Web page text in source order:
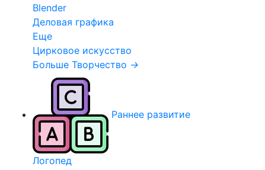
Blender
Деловая графика
Еще
Цирковое искусство
Больше Творчество →
Раннее развитие
Логопед